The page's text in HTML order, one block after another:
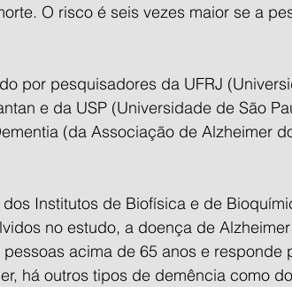
O risco é seis vezes maior se a
por pesquisadores da UFRJ
e da USP (Universidade de São
(da Associação de Alzheimer
Institutos de Biofísica e de
no estudo, a doença de
acima de 65 anos e responde
há outros tipos de demência como